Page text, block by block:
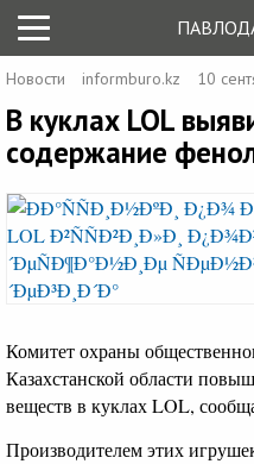
Новости informburo.kz 10
В куклах LOL
содержание
Комитет охраны
Казахстанской области
веществ в куклах LOL,
Производителем этих